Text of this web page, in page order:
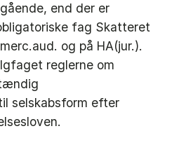
end der er
fag Skatteret
og på HA(jur.).
reglerne om
selskabsform efter